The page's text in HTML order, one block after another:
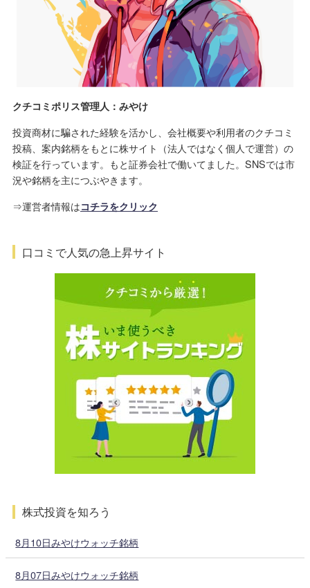
クチコミポリス管理人：みやけ
投資商材に騙された経験を活かし、会社概要や利用者のクチコミ
投稿、案内銘柄をもとに株サイト（法人ではなく個人で運営）の
検証を行っています。もと証券会社で働いてました。SNSでは市
況や銘柄を主につぶやきます。
⇒運営者情報はコチラをクリック
口コミで人気の急上昇サイト
株式投資を知ろう
8月10日みやけウォッチ銘柄
8月07日みやけウォッチ銘柄